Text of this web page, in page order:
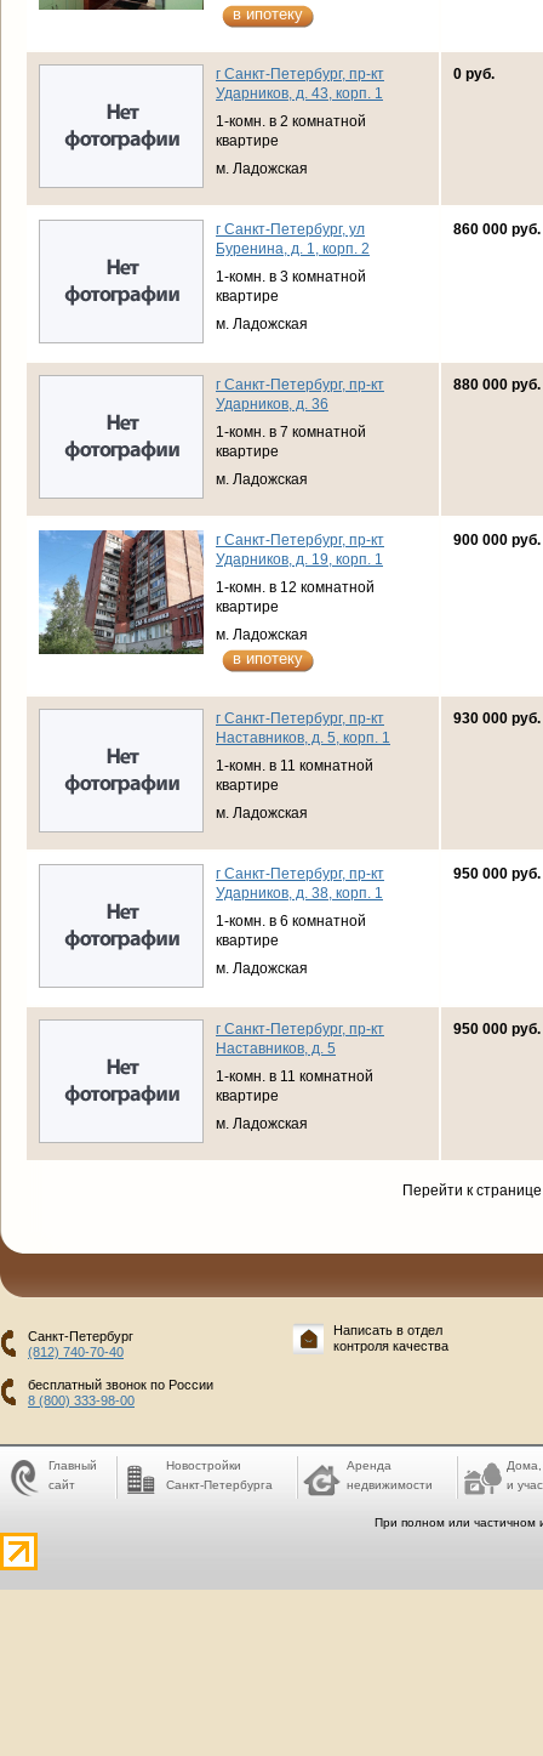
в ипотеку
г Санкт-Петербург, пр-кт
Ударников, д. 43, корп. 1
1-комн. в 2 комнатной
квартире
м. Ладожская
0 руб.
г Санкт-Петербург, ул
Буренина, д. 1, корп. 2
1-комн. в 3 комнатной
квартире
м. Ладожская
860 000 руб.
г Санкт-Петербург, пр-кт
Ударников, д. 36
1-комн. в 7 комнатной
квартире
м. Ладожская
880 000 руб.
г Санкт-Петербург, пр-кт
Ударников, д. 19, корп. 1
1-комн. в 12 комнатной
квартире
м. Ладожская
в ипотеку
900 000 руб.
г Санкт-Петербург, пр-кт
Наставников, д. 5, корп. 1
1-комн. в 11 комнатной
квартире
м. Ладожская
930 000 руб.
г Санкт-Петербург, пр-кт
Ударников, д. 38, корп. 1
1-комн. в 6 комнатной
квартире
м. Ладожская
950 000 руб.
г Санкт-Петербург, пр-кт
Наставников, д. 5
1-комн. в 11 комнатной
квартире
м. Ладожская
950 000 руб.
Перейти к
Санкт-Петербург
(812) 740-70-40
бесплатный звонок по России
8 (800) 333-98-00
Написать в отдел
контроля качества
Главный
сайт
Новостройки
Санкт-Петербурга
Аренда
недвижимости
Дома,
и
При полном или частичном